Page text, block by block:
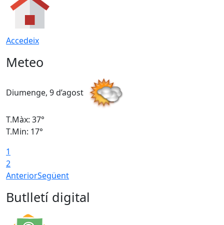
Accedeix
Meteo
Diumenge, 9 d’agost
T.Màx: 37°
T.Min: 17°
1
2
AnteriorSegüent
Butlletí digital